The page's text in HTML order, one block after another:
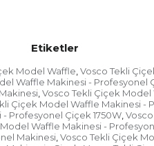
Etiketler
Model Waffle, Vosco Tekli
Waffle Makinesi - Profesyonel
, Vosco Tekli Çiçek
Çiçek Model Waffle Makinesi -
Profesyonel Çiçek 1750W,
Waffle Makinesi -
Makinesi, Vosco Tekli Çiçek